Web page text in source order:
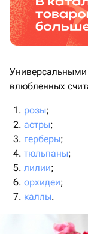
Универсальными
влюбленных
розы;
астры;
герберы;
тюльпаны;
лилии;
орхидеи;
каллы.